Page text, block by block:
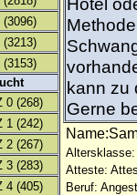
(3096)
(3213)
(3153)
0 (268)
1 (242)
2 (267)
3 (283)
4 (405)
kann zu
Gerne
Altersklasse:
Atteste:
Beruf: